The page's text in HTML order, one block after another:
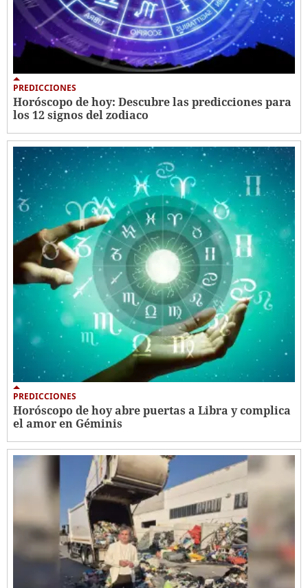
PREDICCIONES
Horóscopo de hoy: Descubre las predicciones para
los 12 signos del zodiaco
PREDICCIONES
Horóscopo de hoy abre puertas a Libra y complica
el amor en Géminis